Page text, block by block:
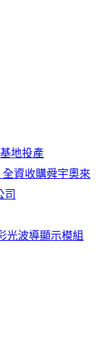
地投產
資收購舜宇奧來
司
光波導顯示模組